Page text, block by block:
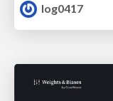
log0417